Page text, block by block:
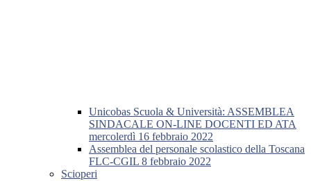
Unicobas Scuola & Università: ASSEMBLEA
SINDACALE ON-LINE DOCENTI ED ATA
mercolerdì 16 febbraio 2022
Assemblea del personale scolastico della Toscana
FLC-CGIL 8 febbraio 2022
Scioperi